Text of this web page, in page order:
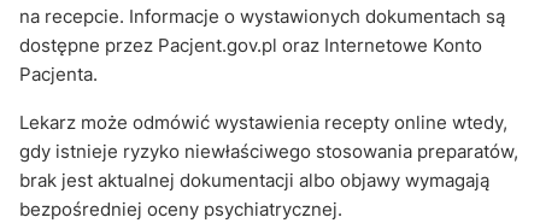
na recepcie. Informacje o wystawionych dokumentach są
dostępne przez Pacjent.gov.pl oraz Internetowe Konto
Pacjenta.
Lekarz może odmówić wystawienia recepty online wtedy,
gdy istnieje ryzyko niewłaściwego stosowania preparatów,
brak jest aktualnej dokumentacji albo objawy wymagają
bezpośredniej oceny psychiatrycznej.